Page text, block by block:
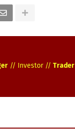
// Investor // Trader